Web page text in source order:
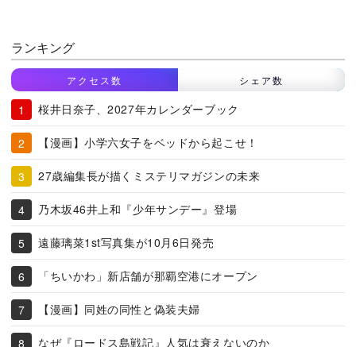
ランキング
アクセス数 シェア数
桜井日奈子、2027年カレンダーブック
【漫画】小学六女子をベッドから起こせ！
27歳編集長が描くミステリマガジンの未来
乃木坂46井上和『少年サンデー』登場
遠藤璃菜1st写真集が10月6日発売
「ちいかわ」新店舗が那覇空港にオープン
【漫画】同姓の同性と偽装夫婦
なぜ『ロードス島戦記』人気は衰えないのか